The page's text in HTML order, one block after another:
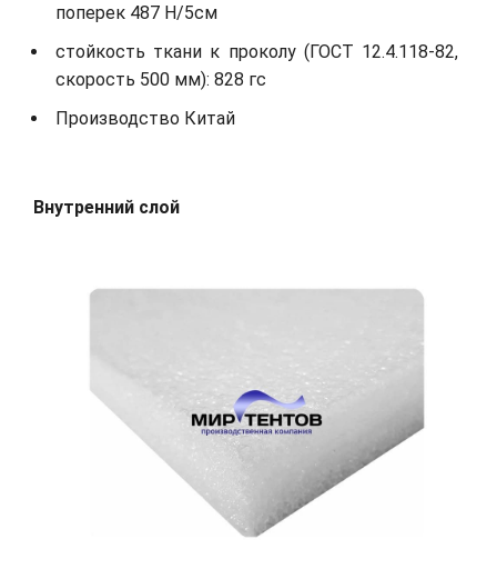
поперек 487 Н/5см
стойкость ткани к проколу (ГОСТ 12.4.118-82,
скорость 500 мм): 828 гс
Производство Китай
Внутренний слой